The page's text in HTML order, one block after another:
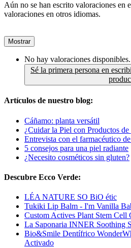
Aún no se han escrito valoraciones en
valoraciones en otros idiomas.
Mostrar
No hay valoraciones disponibles.
Sé la primera persona en
Artículos de nuestro blog:
Cáñamo: planta versátil
¿Cuidar la Piel con Productos
Entrevista con el farmacéutico
5 consejos para una piel radiante
¿Necesito cosméticos sin gluten?
Descubre Ecco Verde:
LÉA NATURE SO BiO étic
Tukiki Lip Balm - I'm Vanilla
Custom Actives Plant Stem Cell
La Saponaria INNER Soothing
Bio&Smile Dentífrico
Activado